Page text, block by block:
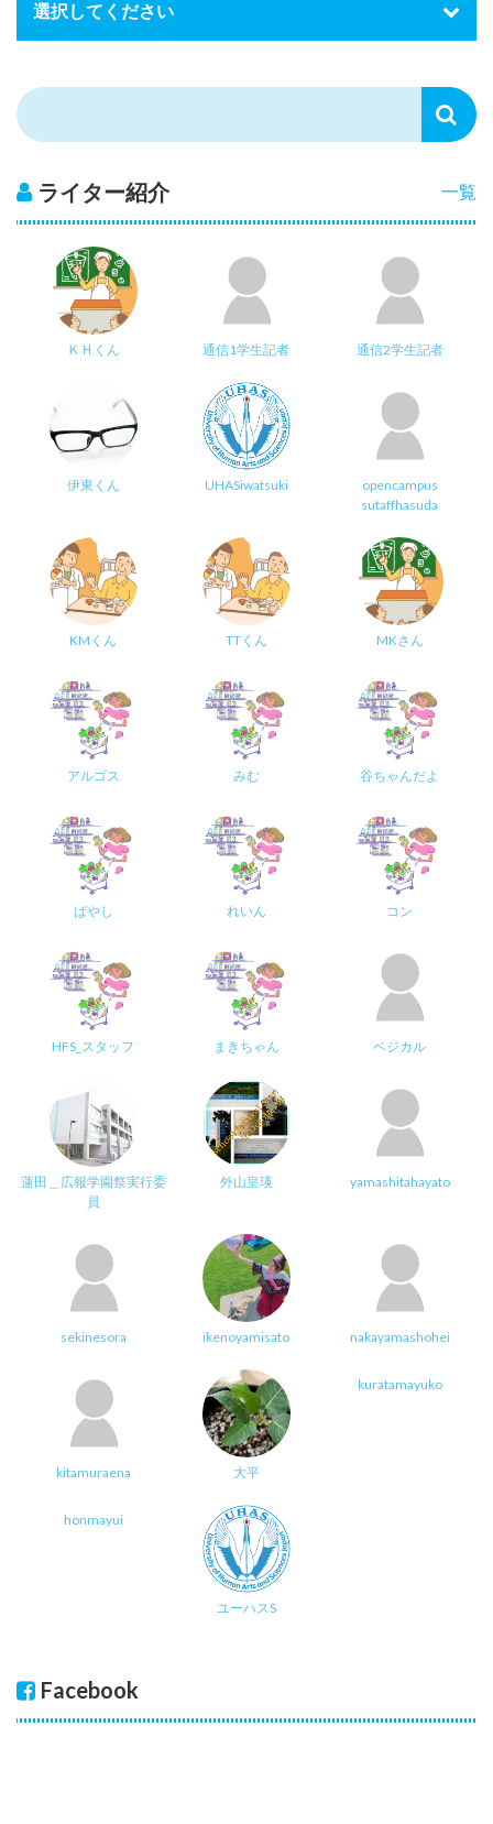
一覧
ライター紹介
ＫＨくん 通信1学生記者 通信2学生記者
伊東くん UHASiwatsuki
opencampus
sutaffhasuda
KMくん TTくん MKさん
アルゴス みむ 谷ちゃんだよ
ばやし れいん コン
HFS_スタッフ まきちゃん ベジカル
蓮田＿広報学園祭実行委
員
外山皇瑛 yamashitahayato
sekinesora ikenoyamisato nakayamashohei
kitamuraena 大平
kuratamayuko
honmayui
ユーハスS
Facebook